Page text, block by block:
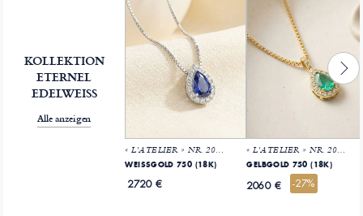
KOLLEKTION
ETERNEL
EDELWEISS
Alle anzeigen
« L'ATELIER » NR. 202159
WEISSGOLD 750 (18K)
2720 €
« L'ATELIER » NR. 207861
GELBGOLD 750 (18K)
2060 € -27%